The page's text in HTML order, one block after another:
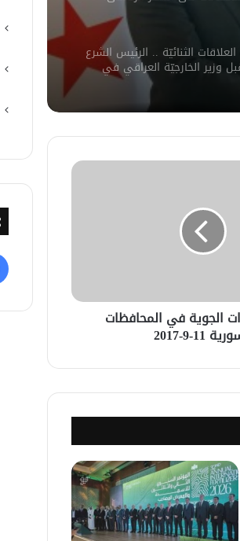
الثنائيّة .. الرئيس الشرع
وزير الخارجيّة العراقي في
الهيئة الألمانيّة تنظم فعاليّة
.. أمريكا تمنح الاعتماد القنصلي
السوريّة في واشنطن.
الإسرائيلي يتحرك في جبل
جندل
عبد الباقي مدير أمن السويداء
سبب انفجار مركبة على طريق
الجوية في المحافظات
11-9-2017